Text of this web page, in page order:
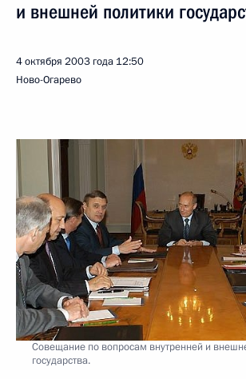
и внешней политики
4 октября 2003 года 12:50
Ново-Огарево
Совещание по вопросам внутренней и
государства.